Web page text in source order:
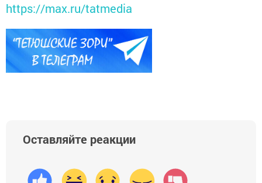
https://max.ru/tatmedia
Оставляйте реакции